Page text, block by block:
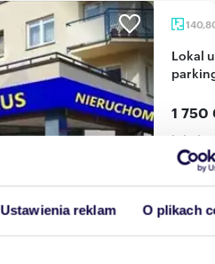
Ustawienia reklam O plikach
Lokal użytkowy na Ursynowie z witrynami i
1 750
lokal